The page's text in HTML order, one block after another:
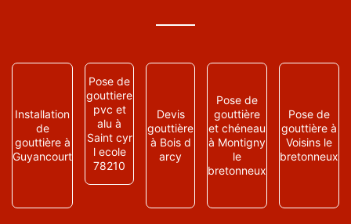
Installation
de
gouttière à
Guyancourt
Pose de
gouttiere
pvc et
alu à
Saint cyr
l ecole
78210
Devis
gouttière
à Bois d
arcy
Pose de
gouttière
et chéneau
à Montigny
le
bretonneux
Pose de
gouttière à
Voisins le
bretonneux